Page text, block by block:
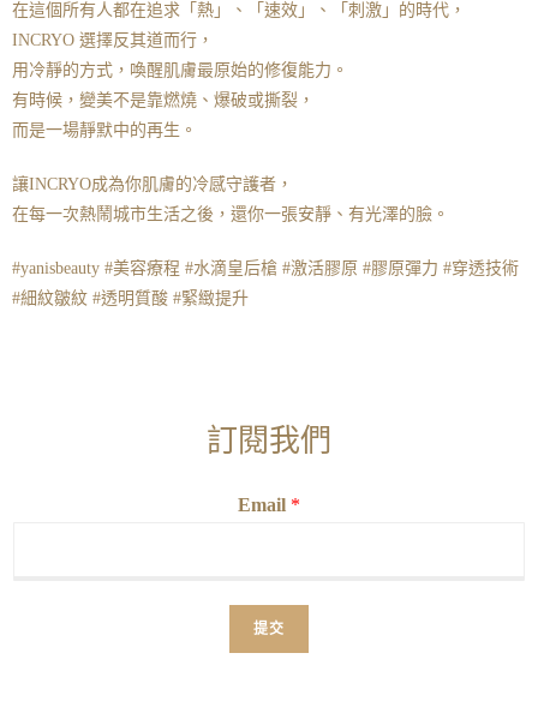
在這個所有人都在追求「熱」、「速效」、「刺激」的時代，
INCRYO 選擇反其道而行，
用冷靜的方式，喚醒肌膚最原始的修復能力。
有時候，變美不是靠燃燒、爆破或撕裂，
而是一場靜默中的再生。
讓INCRYO成為你肌膚的冷感守護者，
在每一次熱鬧城市生活之後，還你一張安靜、有光澤的臉。
#yanisbeauty #美容療程 #水滴皇后槍 #激活膠原 #膠原彈力 #穿透技術
#細紋皺紋 #透明質酸 #緊緻提升
訂閱我們
Email *
提交